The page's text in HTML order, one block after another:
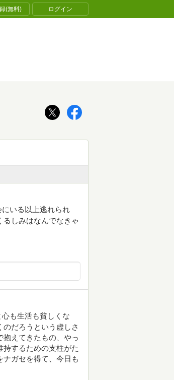
(無料) ログイン
いる以上逃れられ
しみはなんでなきゃ
も生活も貧しくな
だろうという虚しさ
抱えてきたもの、やっ
するための支柱がた
ナガセを得て、今日も